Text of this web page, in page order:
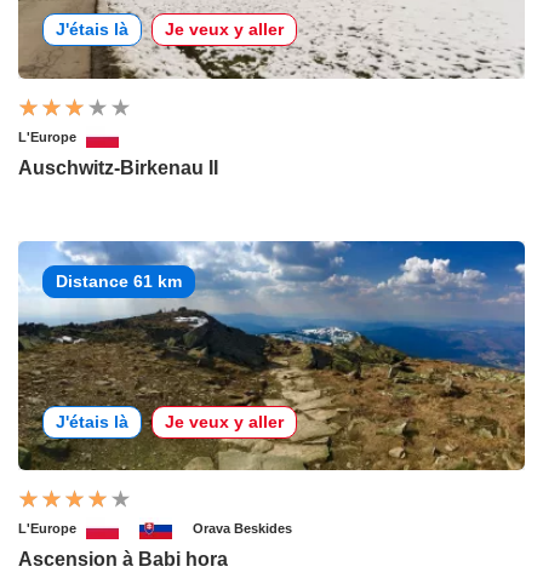
J'étais là Je veux y aller
L'Europe
Auschwitz-Birkenau II
Distance 61 km
J'étais là Je veux y aller
L'Europe Orava Beskides
Ascension à Babi hora